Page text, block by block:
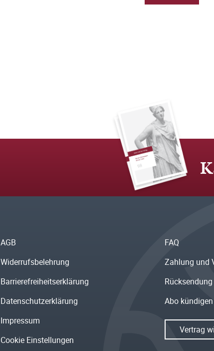
AGB
Widerrufsbelehrung
Barrierefreiheitserklärung
Datenschutzerklärung
Impressum
Cookie Einstellungen
FAQ
Zahlung und
Rücksendung
Abo kündigen
Vertrag